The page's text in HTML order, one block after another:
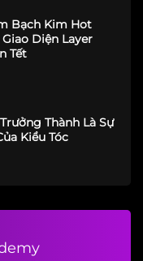
Bạch Kim Hot
Diện Layer
Tết
Thành Là Sự
Kiểu Tóc